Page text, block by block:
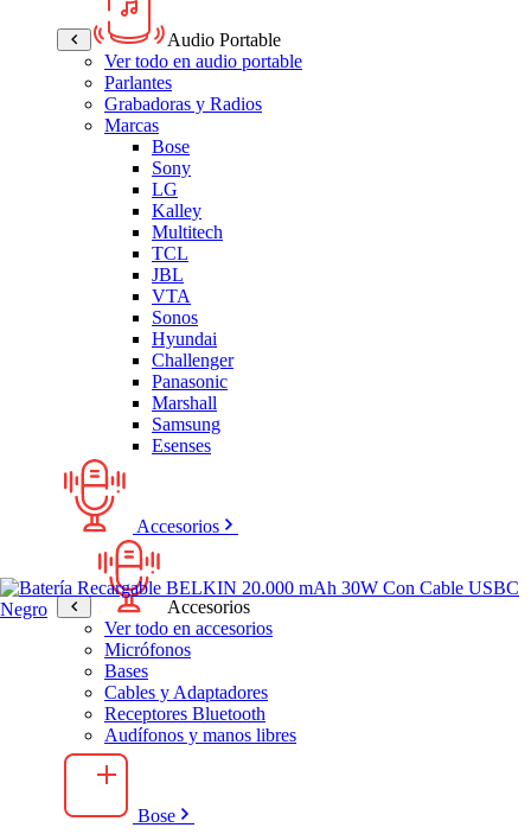
Audio Portable
Ver todo en audio portable
Parlantes
Grabadoras y Radios
Marcas
Bose
Sony
LG
Kalley
Multitech
TCL
JBL
VTA
Sonos
Hyundai
Challenger
Panasonic
Marshall
Samsung
Esenses
Accesorios
Accesorios
Ver todo en accesorios
Micrófonos
Bases
Cables y Adaptadores
Receptores Bluetooth
Audífonos y manos libres
Bose